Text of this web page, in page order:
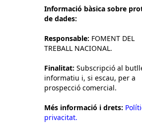
Informació bàsica sobre
de dades:
Responsable: FOMENT DEL
TREBALL NACIONAL.
Finalitat: Subscripció al
informatiu i, si escau, per a
prospecció comercial.
Més informació i drets:
privacitat.